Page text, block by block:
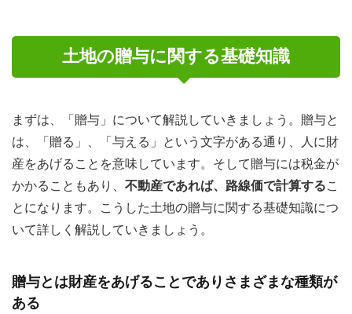
土地の贈与に関する基礎知識
まずは、「贈与」について解説していきましょう。贈与と
は、「贈る」、「与える」という文字がある通り、人に財
産をあげることを意味しています。そして贈与には税金が
かかることもあり、 不動産であれば、路線価で計算するこ
とになります。こうした土地の贈与に関する基礎知識につ
いて詳しく解説していきましょう。
贈与とは財産をあげることでありさまざまな種類が
ある